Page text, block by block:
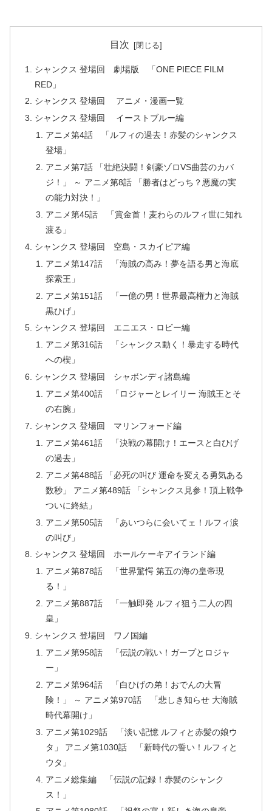
目次
シャンクス 登場回 劇場版 「ONE PIECE FILM
RED」
シャンクス 登場回 アニメ・漫画一覧
シャンクス 登場回 イーストブルー編
アニメ第4話 「ルフィの過去！赤髪のシャンクス
登場」
アニメ第7話 「壮絶決闘！剣豪ゾロVS曲芸のカバ
ジ！」 ～ アニメ第8話 「勝者はどっち？悪魔の実
の能力対決！」
アニメ第45話 「賞金首！麦わらのルフィ世に知れ
渡る」
シャンクス 登場回 空島・スカイピア編
アニメ第147話 「海賊の高み！夢を語る男と海底
探索王」
アニメ第151話 「一億の男！世界最高権力と海賊
黒ひげ」
シャンクス 登場回 エニエス・ロビー編
アニメ第316話 「シャンクス動く！暴走する時代
への楔」
シャンクス 登場回 シャボンディ諸島編
アニメ第400話 「ロジャーとレイリー 海賊王とそ
の右腕」
シャンクス 登場回 マリンフォード編
アニメ第461話 「決戦の幕開け！エースと白ひげ
の過去」
アニメ第488話 「必死の叫び 運命を変える勇気ある
数秒」 アニメ第489話 「シャンクス見参！頂上戦争
ついに終結」
アニメ第505話 「あいつらに会いてェ！ルフィ涙
の叫び」
シャンクス 登場回 ホールケーキアイランド編
アニメ第878話 「世界驚愕 第五の海の皇帝現
る！」
アニメ第887話 「一触即発 ルフィ狙う二人の四
皇」
シャンクス 登場回 ワノ国編
アニメ第958話 「伝説の戦い！ガープとロジャ
ー」
アニメ第964話 「白ひげの弟！おでんの大冒
険！」 ～ アニメ第970話 「悲しき知らせ 大海賊
時代幕開け」
アニメ第1029話 「淡い記憶 ルフィと赤髪の娘ウ
タ」 アニメ第1030話 「新時代の誓い！ルフィと
ウタ」
アニメ総集編 「伝説の記録！赤髪のシャンク
ス！」